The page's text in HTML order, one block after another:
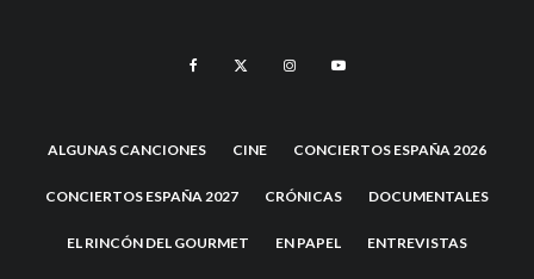
ALGUNAS CANCIONES CINE CONCIERTOS ESPAÑA 2026
CONCIERTOS ESPAÑA 2027 CRÓNICAS DOCUMENTALES
EL RINCÓN DEL GOURMET EN PAPEL ENTREVISTAS